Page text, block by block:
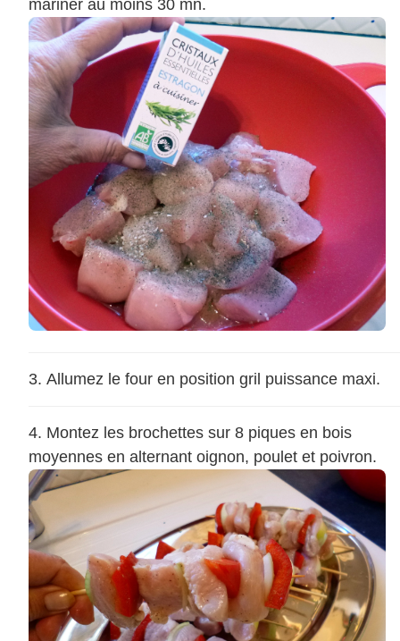
mariner au moins 30 mn.
Allumez le four en position gril puissance maxi.
Montez les brochettes sur 8 piques en bois
moyennes en alternant oignon, poulet et poivron.